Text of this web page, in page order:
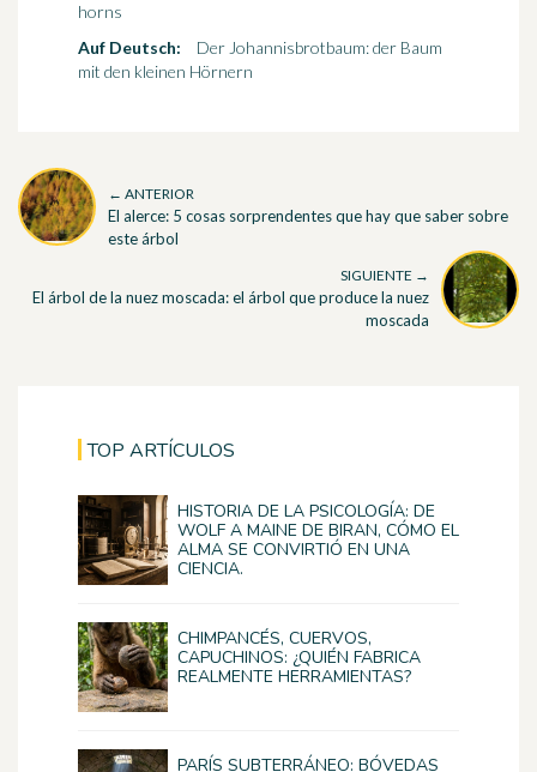
horns
Auf Deutsch:
Der Johannisbrotbaum: der Baum
mit den kleinen Hörnern
← ANTERIOR
El alerce: 5 cosas sorprendentes que hay que saber sobre
este árbol
SIGUIENTE →
El árbol de la nuez moscada: el árbol que produce la nuez
moscada
TOP ARTÍCULOS
HISTORIA DE LA PSICOLOGÍA: DE
WOLF A MAINE DE BIRAN, CÓMO EL
ALMA SE CONVIRTIÓ EN UNA
CIENCIA.
CHIMPANCÉS, CUERVOS,
CAPUCHINOS: ¿QUIÉN FABRICA
REALMENTE HERRAMIENTAS?
PARÍS SUBTERRÁNEO: BÓVEDAS